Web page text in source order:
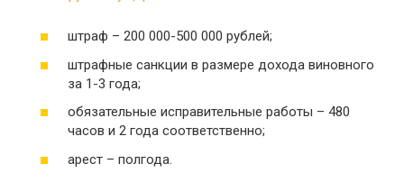
штраф – 200 000-500 000 рублей;
штрафные санкции в размере дохода виновного
за 1-3 года;
обязательные исправительные работы – 480
часов и 2 года соответственно;
арест – полгода.